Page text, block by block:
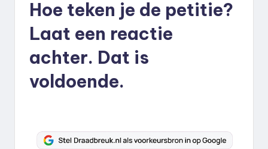
Hoe teken je de petitie?
Laat een reactie
achter. Dat is
voldoende.